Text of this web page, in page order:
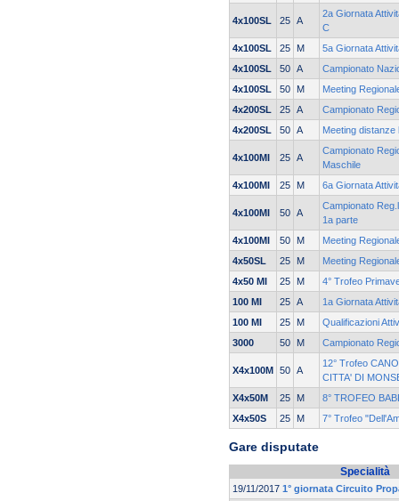
4x100SL 25 A
2a Giornata
C
4x100SL
25 M
5a Giornata
4x100SL
50 A
Campionato
4x100SL
50 M
Meeting
4x200SL
25 A
Campionato
4x200SL
50 A Meeting distanze
4x100MI 25 A
Campionato
Maschile
4x100MI
25 M 6a Giornata
4x100MI 50 A
Campionato
1a parte
4x100MI
50 M
Meeting
4x50SL
25 M
Meeting
4x50 MI
25 M
4° Trofeo
100 MI
25 A
1a Giornata
100 MI
25 M
Qualificazioni
3000
50 M Campionato
X4x100M 50 A
12° Trofeo
CITTA' DI
X4x50M
25 M
8° TROFEO
X4x50S
25 M 7° Trofeo
Gare disputate
Specialità
19/11/2017 1° giornata Circuito